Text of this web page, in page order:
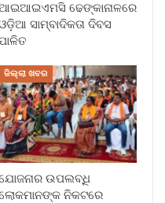
ଢେଙ୍କାନାଳରେ
ସାମ୍ବାଦିକତା ଦିବସ
ଜିଲ୍ଲା ଖବର
ଉପଲବ୍ଧି
ନିକଟରେ